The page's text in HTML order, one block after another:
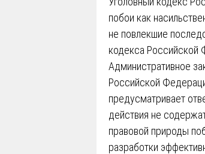
побои как
не повлекшие
кодекса Российской
Административное
Российской
предусматривает
действия не
правовой природы
разработки